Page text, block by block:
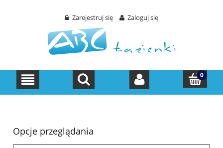
Zarejestruj się Zaloguj się
Opcje przeglądania